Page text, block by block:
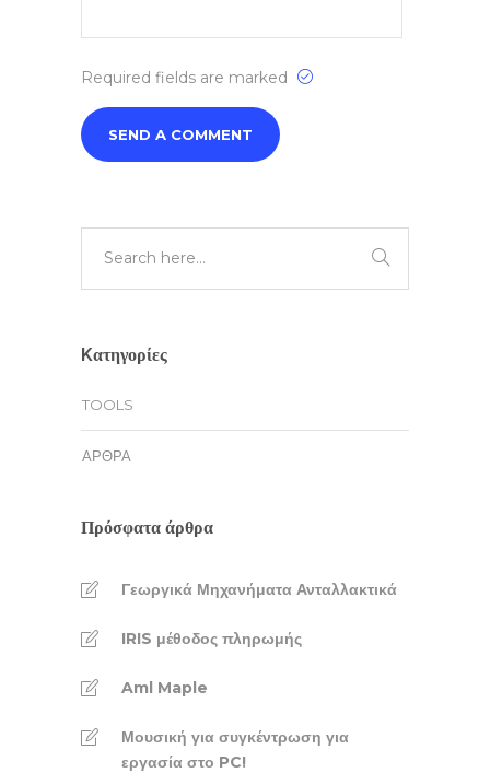
Required fields are marked
Kατηγορίες
TOOLS
ΆΡΘΡΑ
Πρόσφατα άρθρα
Γεωργικά Μηχανήματα Ανταλλακτικά
IRIS μέθοδος πληρωμής
Aml Maple
Μουσική για συγκέντρωση για
εργασία στο PC!